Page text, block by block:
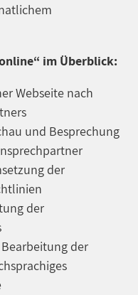
im Überblick:
Webseite nach
und Besprechung
der
der
der